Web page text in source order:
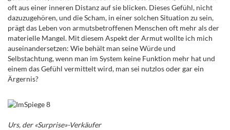
oft aus einer inneren Distanz auf sie blicken. Dieses Gefühl, nicht
dazuzugehören, und die Scham, in einer solchen Situation zu sein,
prägt das Leben von armutsbetroffenen Menschen oft mehr als der
materielle Mangel. Mit diesem Aspekt der Armut wollte ich mich
auseinandersetzen: Wie behält man seine Würde und
Selbstachtung, wenn man im System keine Funktion mehr hat und
einem das Gefühl vermittelt wird, man sei nutzlos oder gar ein
Ärgernis?
Urs, der «Surprise»-Verkäufer